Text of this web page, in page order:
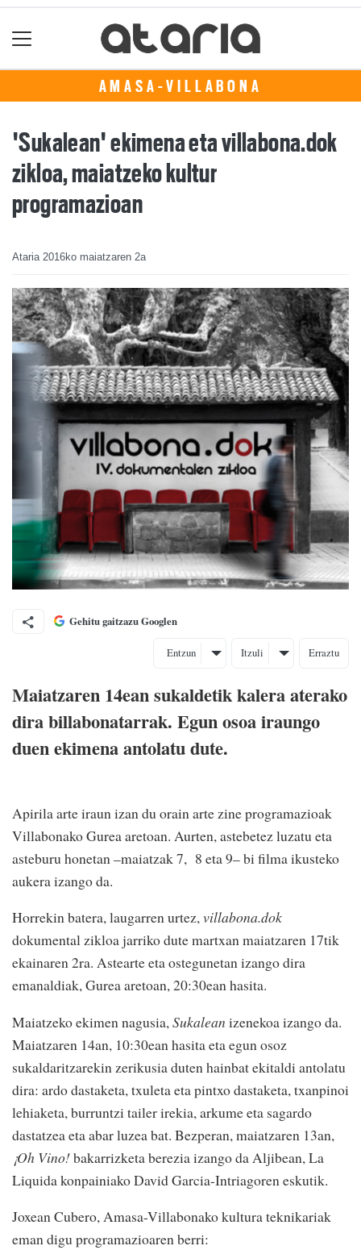
AMASA-VILLABONA
'Sukalean' ekimena eta villabona.dok
zikloa, maiatzeko kultur
programazioan
Ataria 2016ko maiatzaren 2a
Gehitu gaitzazu Googlen
Entzun Itzuli Erraztu
Maiatzaren 14ean sukaldetik kalera aterako
dira billabonatarrak. Egun osoa iraungo
duen ekimena antolatu dute.
Apirila arte iraun izan du orain arte zine programazioak
Villabonako Gurea aretoan. Aurten, astebetez luzatu eta
asteburu honetan –maiatzak 7, 8 eta 9– bi filma ikusteko
aukera izango da.
Horrekin batera, laugarren urtez,villabona.dok
dokumental zikloa jarriko dute martxan maiatzaren 17tik
ekainaren 2ra. Astearte eta ostegunetan izango dira
emanaldiak, Gurea aretoan, 20:30ean hasita.
Maiatzeko ekimen nagusia, Sukalean izenekoa izango da.
Maiatzaren 14an, 10:30ean hasita eta egun osoz
sukaldaritzarekin zerikusia duten hainbat ekitaldi antolatu
dira: ardo dastaketa, txuleta eta pintxo dastaketa, txanpinoi
lehiaketa, burruntzi tailer irekia, arkume eta sagardo
dastatzea eta abar luzea bat. Bezperan, maiatzaren 13an,
¡Oh Vino!bakarrizketa berezia izango da Aljibean, La
Liquida konpainiako David Garcia-Intriagoren eskutik.
Joxean Cubero, Amasa-Villabonako kultura teknikariak
eman digu programazioaren berri: